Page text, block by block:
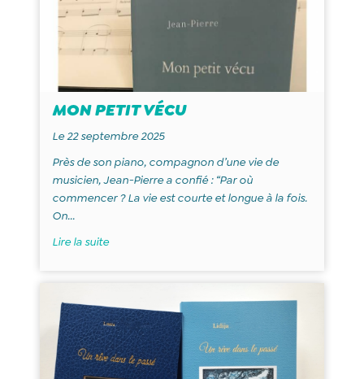
MON PETIT VÉCU
Le 22 septembre 2025
Près de son piano, compagnon d’une vie de
musicien, Jean-Pierre a confié : “Par où
commencer ? La vie est courte et longue à la fois.
On...
Lire la suite